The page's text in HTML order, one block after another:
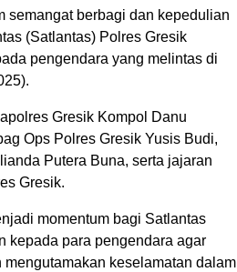
semangat berbagi dan kepedulian
(Satlantas) Polres Gresik
pengendara yang melintas di
Gresik Kompol Danu
Ops Polres Gresik Yusis Budi,
Putera Buna, serta jajaran
Gresik.
momentum bagi Satlantas
kepada para pengendara agar
keselamatan dalam